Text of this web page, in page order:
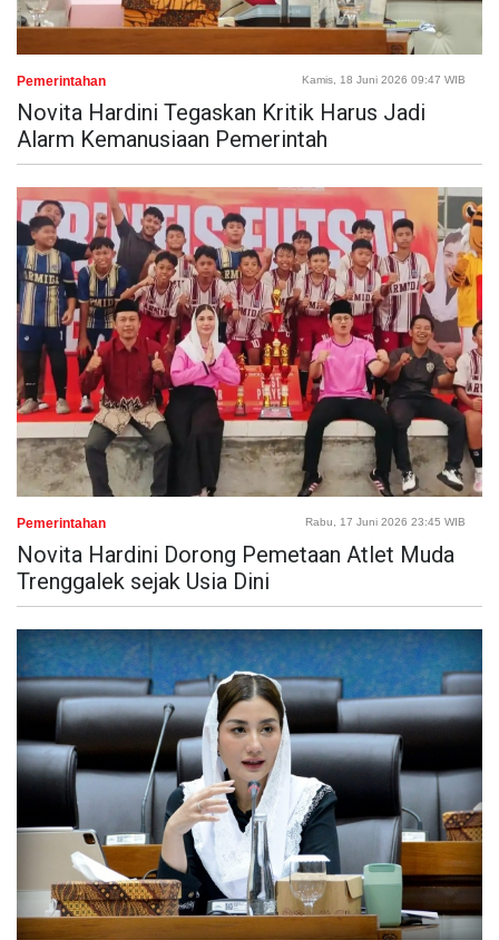
Pemerintahan Kamis, 18 Juni 2026 09:47 WIB
Novita Hardini Tegaskan Kritik Harus Jadi
Alarm Kemanusiaan Pemerintah
Pemerintahan Rabu, 17 Juni 2026 23:45 WIB
Novita Hardini Dorong Pemetaan Atlet Muda
Trenggalek sejak Usia Dini